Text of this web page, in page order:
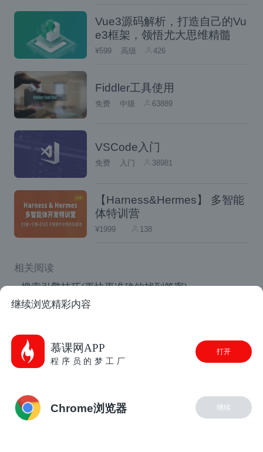
继续浏览精彩内容
慕课网APP
程序员的梦工厂
打开
Chrome浏览器 继续
其向导按步骤进行就好了。
HTTrack 已经被预安装在以下 Linux 系统
中：
BackBox Linux
Kali Linux
SamuraiWTF
BlackArch
如没有可以自行参考以下的安装方式进行下载
安装。
0x02 HTTrack 的安装和使用
HTTrack 支持 Windows、Linux 和 MacOS
等主流的操作系统，且针对 Windows 而言，
HTTrack 有可视化界面的支持，效果如下：
Vue3源码解析，打造自己的Vu
e3框架，领悟尤大思维精髓
¥599 高级 426
Fiddler工具使用
免费 中级 63889
VSCode入门
免费 入门 38981
【Harness&Hermes】 多智能
体特训营
¥1999 138
相关阅读
搜索引擎技巧(更快更准确的找到答案)
在路徑下新增檔案&#039;.jshintrc&#039;，即可定義
干货：Altium Designer（DXP）资源+安装破解教程
一款开源且超好用的网站克隆机 HTTrack